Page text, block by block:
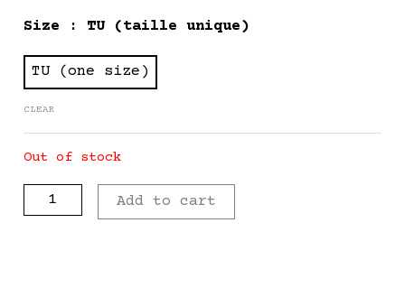
Size : TU (taille unique)
TU (one size)
CLEAR
Out of stock
BLAKE
Pièce
Vintage
quantity
Add to cart